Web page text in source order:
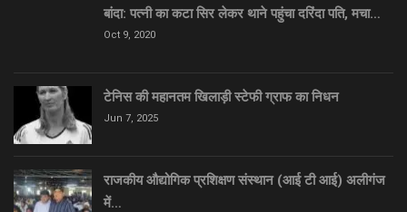
बांदा: पत्नी का कटा सिर लेकर थाने पहुंचा दरिंदा पति, मचा…
Oct 9, 2020
टेनिस की महानतम खिलाड़ी स्टेफी ग्राफ का निधन
Jun 7, 2025
राजकीय औद्योगिक प्रशिक्षण संस्थान (आई टी आई) अलीगंज
में…